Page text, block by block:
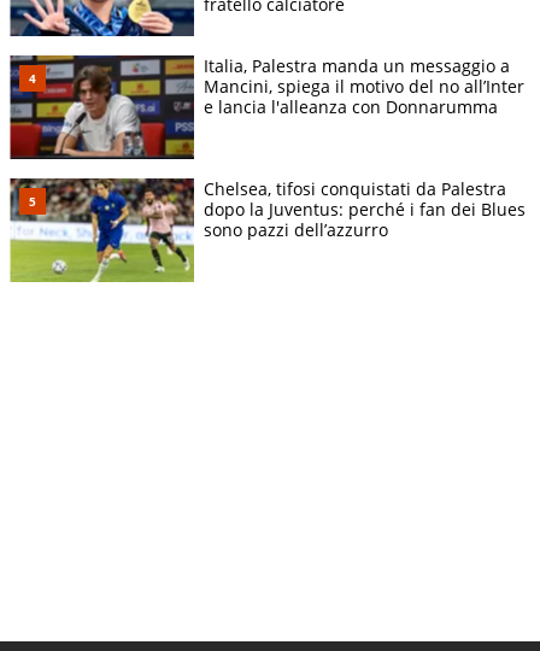
Italia, Palestra manda un messaggio a
Mancini, spiega il motivo del no all’Inter
e lancia l'alleanza con Donnarumma
Chelsea, tifosi conquistati da Palestra
dopo la Juventus: perché i fan dei Blues
sono pazzi dell’azzurro